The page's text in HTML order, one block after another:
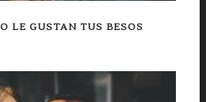
LE GUSTAN TUS BESOS